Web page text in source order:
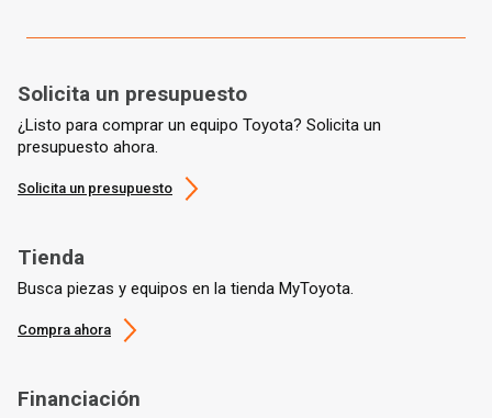
Solicita un presupuesto
¿Listo para comprar un equipo Toyota? Solicita un
presupuesto ahora.
Solicita un presupuesto
Tienda
Busca piezas y equipos en la tienda MyToyota.
Compra ahora
Financiación